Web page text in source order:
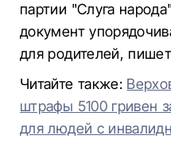
партии "Слуга
документ
для родителей, пишет
Читайте также:
штрафы 5100 гривен
для людей с